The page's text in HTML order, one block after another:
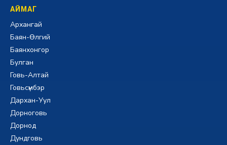
АЙМАГ
Архангай
Баян-Өлгий
Баянхонгор
Булган
Говь-Алтай
Говьсүмбэр
Дархан-Уул
Дорноговь
Дорнод
Дундговь